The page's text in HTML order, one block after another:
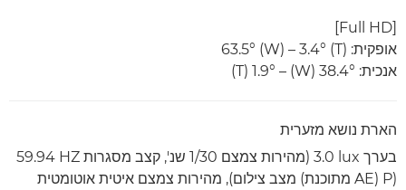
[Full HD]
אופקית: ‎63.5° (W) – 3.4° (T)
אנכית: 38.4° (W) ‏– 1.9° (T)
הארת נושא מזערית
(P‏ (AE מתוכנת) מצב צילום), מהירות צמצם איטית אוטומטית